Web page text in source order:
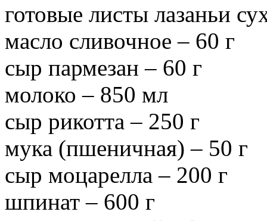
готовые листы лазаньи
масло сливочное – 60 г
сыр пармезан – 60 г
молоко – 850 мл
сыр рикотта – 250 г
мука (пшеничная) – 50 г
сыр моцарелла – 200 г
шпинат – 600 г